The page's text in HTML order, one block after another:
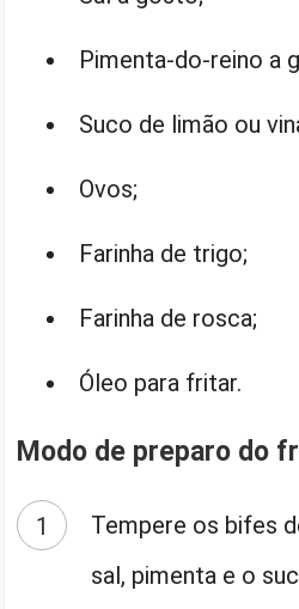
Pimenta-do-reino a
Suco de limão ou
Ovos;
Farinha de trigo;
Farinha de rosca;
Óleo para fritar.
Modo de preparo do
Tempere os bifes
sal, pimenta e o